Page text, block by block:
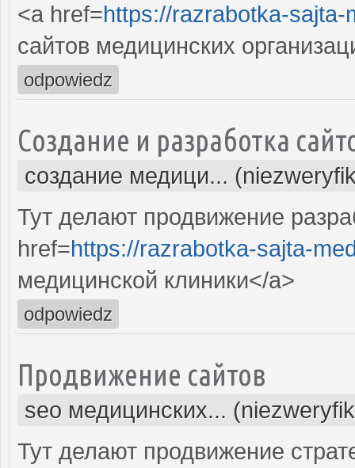
<a href=https://razrabotka-
сайтов медицинских
odpowiedz
Создание и разработка
создание медици...
Тут делают продвижение
href=https://razrabotka-sajta-
медицинской клиники</a>
odpowiedz
Продвижение сайтов
seo медицинских...
Тут делают продвижение